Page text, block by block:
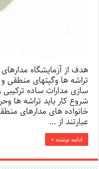
هدف از آزمایشگاه
تراشه ها وگیتهای منطقی
سازی مدارات ساده
شروع کار باید تراشه ها
خانواده های مدارهای
عبارتند از …
ادامه نوشته »